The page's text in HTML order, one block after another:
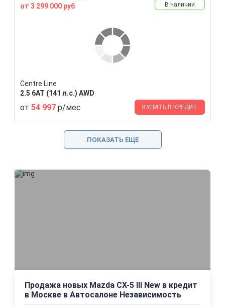
от 3 299 000 руб
В наличии
Centre Line
2.5 6AT (141 л.с.) AWD
от 54 997 р/мес КУПИТЬ В КРЕДИТ
ПОКАЗАТЬ ЕЩЕ
Продажа новых Mazda CX-5 III New в кредит
в Москве в Автосалоне Независимость